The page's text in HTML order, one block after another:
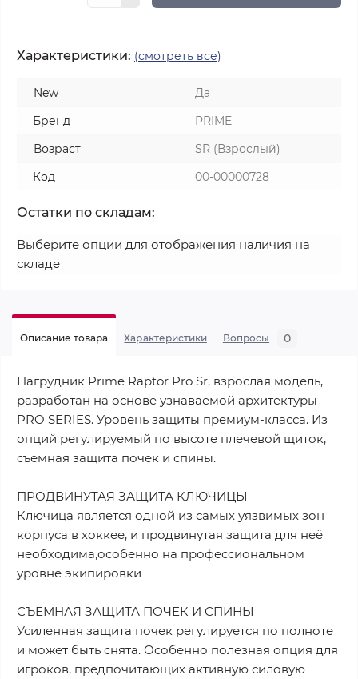
Характеристики: (смотреть все)
New
Да
Бренд
PRIME
Возраст
SR (Взрослый)
Код
00-00000728
Остатки по складам:
Выберите опции для отображения наличия на
складе
Описание товара Характеристики Вопросы 0
Нагрудник Prime Raptor Pro Sr, взрослая модель,
разработан на основе узнаваемой архитектуры
PRO SERIES. Уровень защиты премиум-класса. Из
опций регулируемый по высоте плечевой щиток,
съемная защита почек и спины.
ПРОДВИНУТАЯ ЗАЩИТА КЛЮЧИЦЫ
Ключица является одной из самых уязвимых зон
корпуса в хоккее, и продвинутая защита для неё
необходима,особенно на профессиональном
уровне экипировки
СЪЕМНАЯ ЗАЩИТА ПОЧЕК И СПИНЫ
Усиленная защита почек регулируется по полноте
и может быть снята. Особенно полезная опция для
игроков, предпочитающих активную силовую